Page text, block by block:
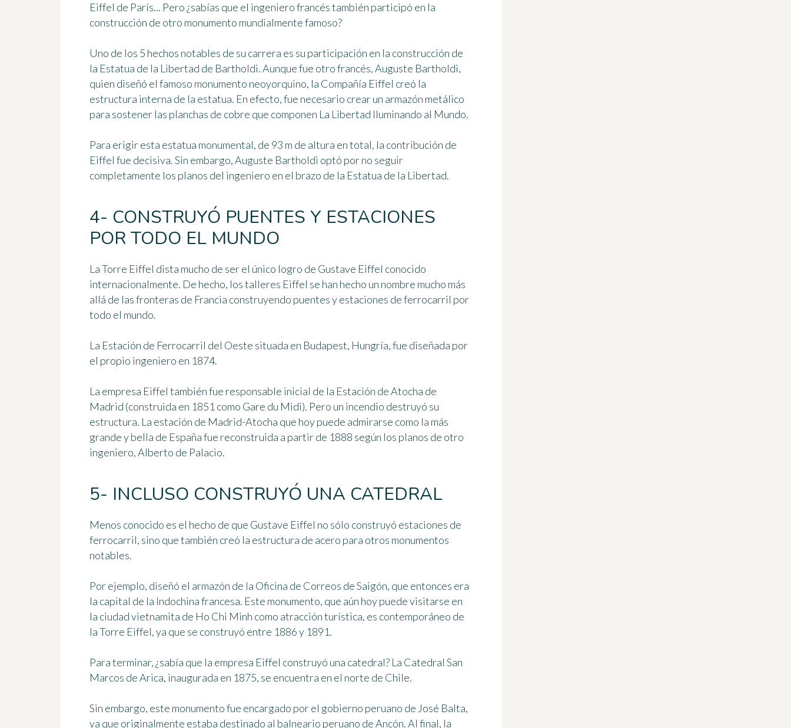
Eiffel de París... Pero ¿sabías que el ingeniero francés también participó en la
construcción de otro monumento mundialmente famoso?
Uno de los 5 hechos notables de su carrera es su participación en la construcción de
la Estatua de la Libertad de Bartholdi. Aunque fue otro francés, Auguste Bartholdi,
quien diseñó el famoso monumento neoyorquino, la Compañía Eiffel creó la
estructura interna de la estatua. En efecto, fue necesario crear un armazón metálico
para sostener las planchas de cobre que componen La Libertad Iluminando al Mundo.
Para erigir esta estatua monumental, de 93 m de altura en total, la contribución de
Eiffel fue decisiva. Sin embargo, Auguste Bartholdi optó por no seguir
completamente los planos del ingeniero en el brazo de la Estatua de la Libertad.
4- CONSTRUYÓ PUENTES Y ESTACIONES
POR TODO EL MUNDO
La Torre Eiffel dista mucho de ser el único logro de Gustave Eiffel conocido
internacionalmente. De hecho, los talleres Eiffel se han hecho un nombre mucho más
allá de las fronteras de Francia construyendo puentes y estaciones de ferrocarril por
todo el mundo.
La Estación de Ferrocarril del Oeste situada en Budapest, Hungría, fue diseñada por
el propio ingeniero en 1874.
La empresa Eiffel también fue responsable inicial de la Estación de Atocha de
Madrid (construida en 1851 como Gare du Midi). Pero un incendio destruyó su
estructura. La estación de Madrid-Atocha que hoy puede admirarse como la más
grande y bella de España fue reconstruida a partir de 1888 según los planos de otro
ingeniero, Alberto de Palacio.
5- INCLUSO CONSTRUYÓ UNA CATEDRAL
Menos conocido es el hecho de que Gustave Eiffel no sólo construyó estaciones de
ferrocarril, sino que también creó la estructura de acero para otros monumentos
notables.
Por ejemplo, diseñó el armazón de la Oficina de Correos de Saigón, que entonces era
la capital de la Indochina francesa. Este monumento, que aún hoy puede visitarse en
la ciudad vietnamita de Ho Chi Minh como atracción turística, es contemporáneo de
la Torre Eiffel, ya que se construyó entre 1886 y 1891.
Para terminar, ¿sabía que la empresa Eiffel construyó una catedral? La Catedral San
Marcos de Arica, inaugurada en 1875, se encuentra en el norte de Chile.
Sin embargo, este monumento fue encargado por el gobierno peruano de José Balta,
ya que originalmente estaba destinado al balneario peruano de Ancón. Al final, la